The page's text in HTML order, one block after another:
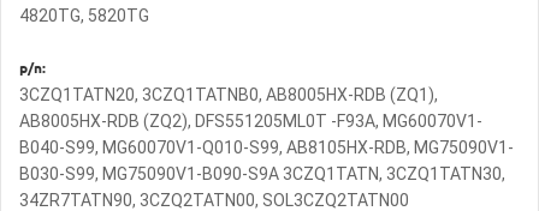
4820TG, 5820TG
p/n:
3CZQ1TATN20, 3CZQ1TATNB0, AB8005HX-RDB (ZQ1),
AB8005HX-RDB (ZQ2), DFS551205ML0T -F93A, MG60070V1-
B040-S99, MG60070V1-Q010-S99, AB8105HX-RDB, MG75090V1-
B030-S99, MG75090V1-B090-S9A 3CZQ1TATN, 3CZQ1TATN30,
34ZR7TATN90, 3CZQ2TATN00, SOL3CZQ2TATN00